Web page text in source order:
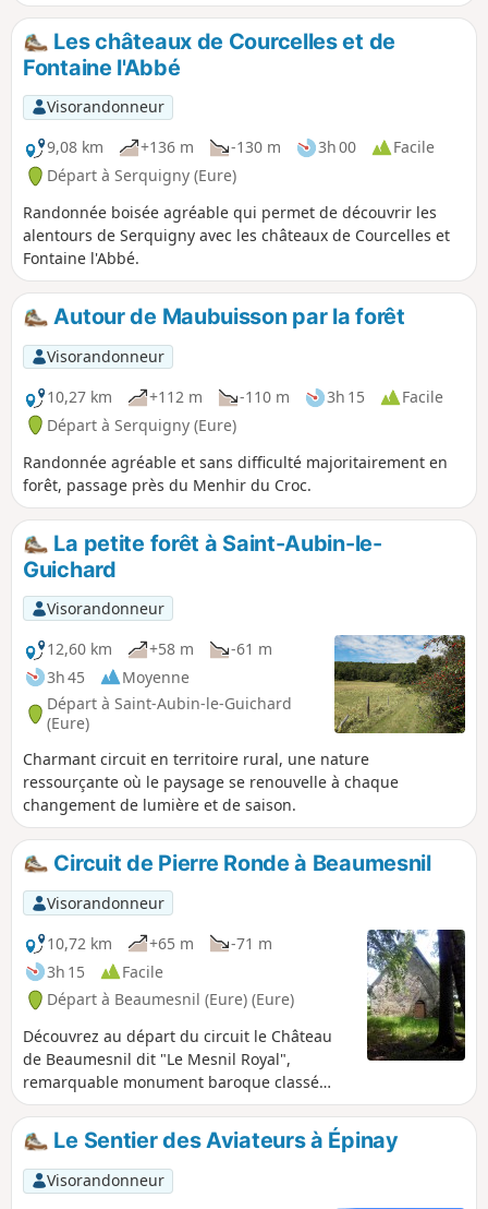
Les châteaux de Courcelles et de
Fontaine l'Abbé
Visorandonneur
9,08 km
+136 m -130 m 3h 00
Facile
Départ à Serquigny (Eure)
Randonnée boisée agréable qui permet de découvrir les
alentours de Serquigny avec les châteaux de Courcelles et
Fontaine l'Abbé.
Autour de Maubuisson par la forêt
Visorandonneur
10,27 km
+112 m -110 m 3h 15
Facile
Départ à Serquigny (Eure)
Randonnée agréable et sans difficulté majoritairement en
forêt, passage près du Menhir du Croc.
La petite forêt à Saint-Aubin-le-
Guichard
Visorandonneur
12,60 km
+58 m
-61 m
3h 45
Moyenne
Départ à Saint-Aubin-le-Guichard
(Eure)
Charmant circuit en territoire rural, une nature
ressourçante où le paysage se renouvelle à chaque
changement de lumière et de saison.
Circuit de Pierre Ronde à Beaumesnil
Visorandonneur
10,72 km
+65 m
-71 m
3h 15
Facile
Départ à Beaumesnil (Eure) (Eure)
Découvrez au départ du circuit le Château
de Beaumesnil dit "Le Mesnil Royal",
remarquable monument baroque classé
monument historique qui vous invite à
découvrir son intérieur meublé et sa
collection de reliures anciennes avant de
vous promener dans son parc de 60
hectares et ses jardins à la française.
Le Sentier des Aviateurs à Épinay
Visorandonneur